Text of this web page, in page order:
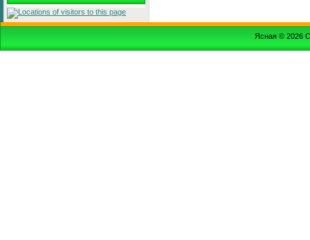
Ясная © 2026